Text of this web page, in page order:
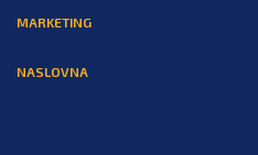
MARKETING
NASLOVNA